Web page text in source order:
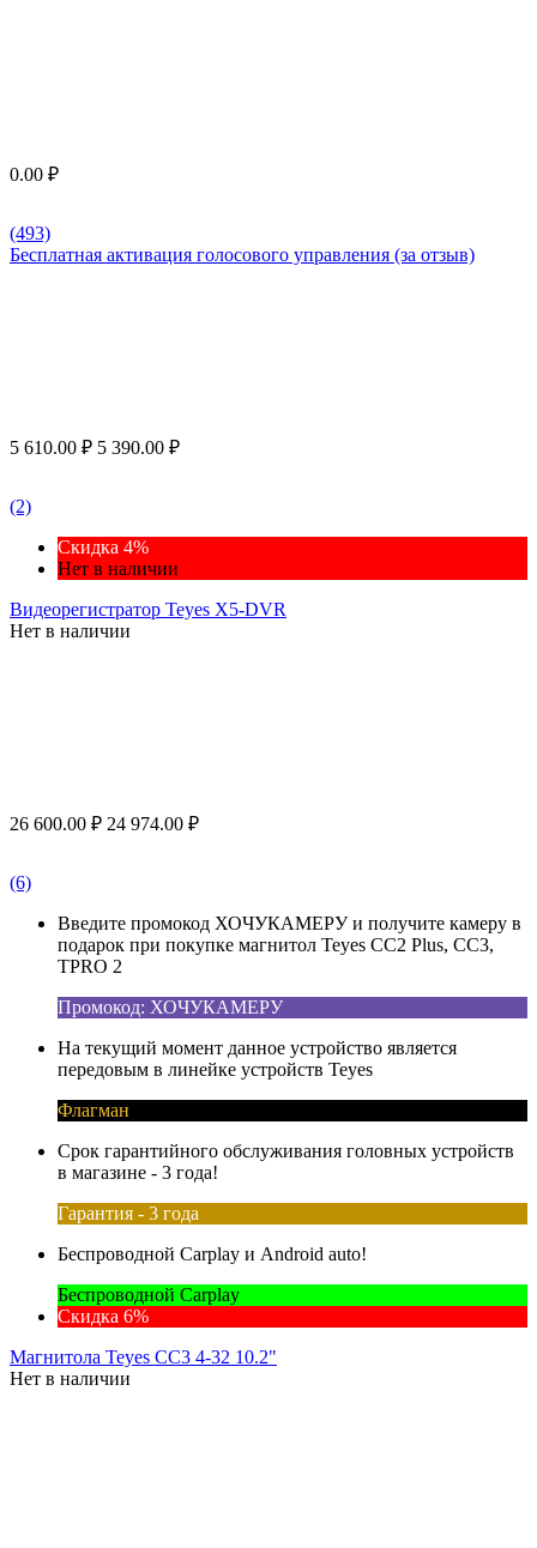
0.00 ₽
(493)
Бесплатная активация голосового управления (за отзыв)
5 610.00 ₽ 5 390.00 ₽
(2)
Скидка 4%
Нет в наличии
Видеорегистратор Teyes X5-DVR
Нет в наличии
26 600.00 ₽ 24 974.00 ₽
(6)
Введите промокод ХОЧУКАМЕРУ и получите камеру в
подарок при покупке магнитол Teyes CC2 Plus, CC3,
TPRO 2
Промокод: ХОЧУКАМЕРУ
На текущий момент данное устройство является
передовым в линейке устройств Teyes
Флагман
Срок гарантийного обслуживания головных устройств
в магазине - 3 года!
Гарантия - 3 года
Беспроводной Carplay и Android auto!
Беспроводной Carplay
Скидка 6%
Магнитола Teyes CC3 4-32 10.2"
Нет в наличии